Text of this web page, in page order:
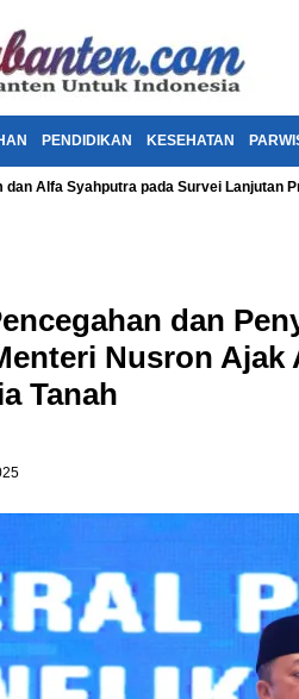
PENDIDIKAN KESEHATAN
dan Alfa Syahputra pada Survei Lanjutan
dan
Nusron Ajak
Tanah